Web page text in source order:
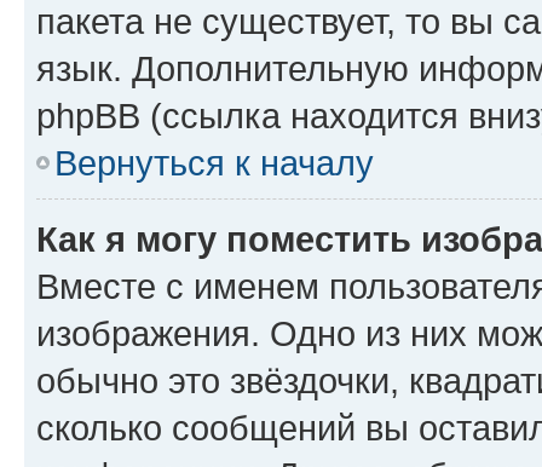
пакета не существует, то вы
язык. Дополнительную
phpBB (ссылка находится
Вернуться к началу
Как я могу поместить
Вместе с именем
изображения. Одно из них
обычно это звёздочки,
сколько сообщений вы